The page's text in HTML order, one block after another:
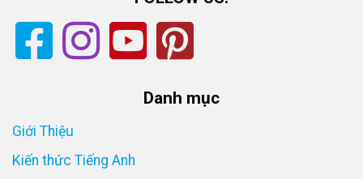
Danh mục
Giới Thiệu
Kiến thức Tiếng Anh